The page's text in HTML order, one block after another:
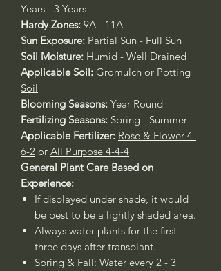
Years - 3 Years
Hardy Zones: 9A - 11A
Sun Exposure: Partial Sun - Full Sun
Soil Moisture: Humid - Well Drained
Applicable Soil: Gromulch or Potting
Soil
Blooming Seasons: Year Round
Fertilizing Seasons: Spring - Summer
Applicable Fertilizer: Rose & Flower 4-
6-2 or All Purpose 4-4-4
General Plant Care Based on
Experience:
If displayed under shade, it would
be best to be a lightly shaded area.
Always water plants for the first
three days after transplant.
Spring & Fall: Water every 2 - 3